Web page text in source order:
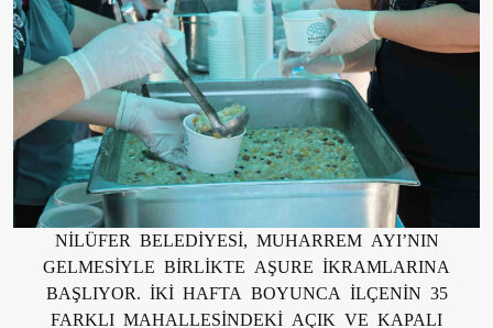
NİLÜFER BELEDİYESİ, MUHARREM AYI’NIN
GELMESİYLE BİRLİKTE AŞURE İKRAMLARINA
BAŞLIYOR. İKİ HAFTA BOYUNCA İLÇENİN 35
FARKLI MAHALLESİNDEKİ AÇIK VE KAPALI